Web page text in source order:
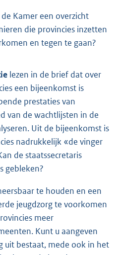
Kamer een overzicht
die provincies inzetten
en tegen te gaan?
lezen in de brief dat over
een bijeenkomst is
prestaties van
van de wachtlijsten in de
Uit de bijeenkomst is
nadrukkelijk «de vinger
de staatssecretaris
gebleken?
te houden en een
jeugdzorg te voorkomen
meer
Kunt u aangeven
uit bestaat, mede ook in het